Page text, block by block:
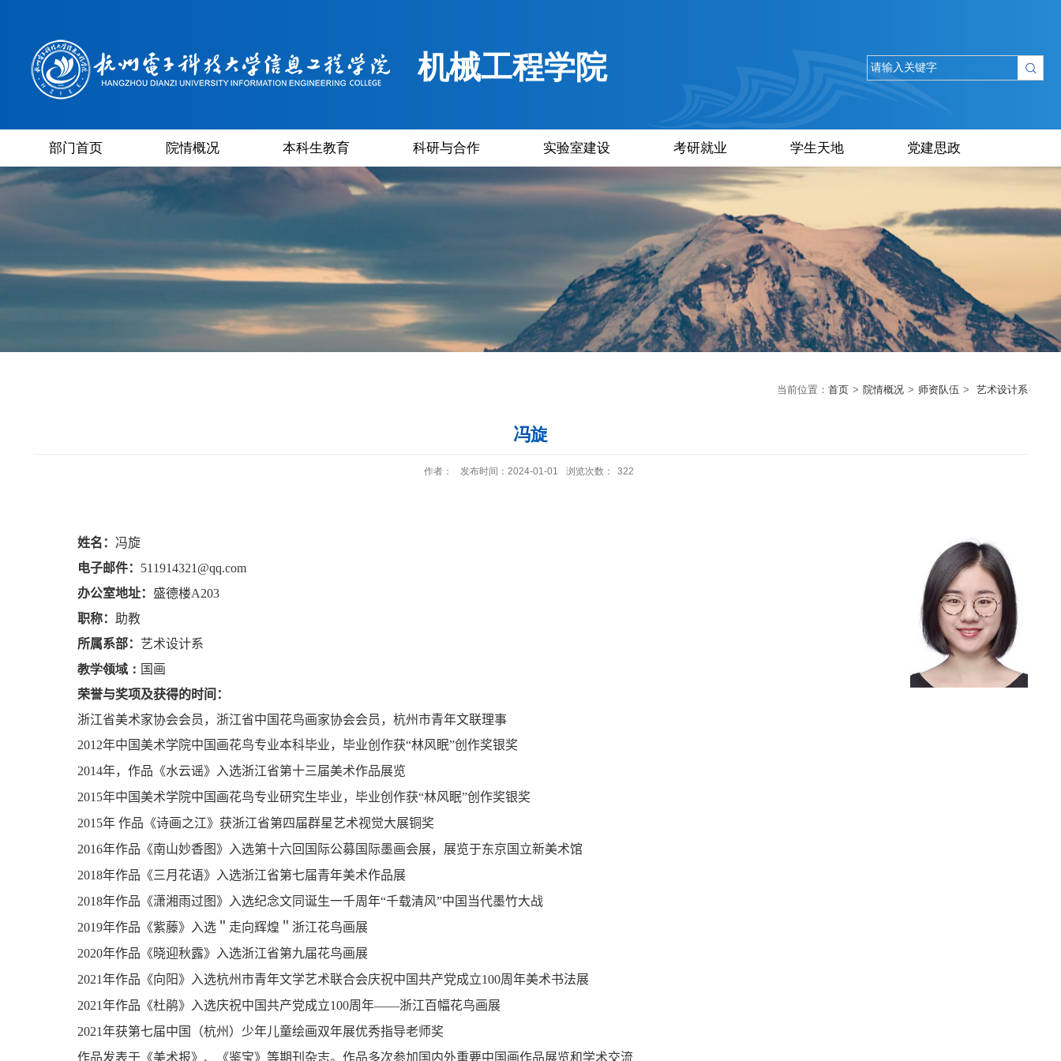
机械工程学院
部门首页 院情概况 本科生教育 科研与合作 实验室建设 考研就业 学生天地 党建思政
当前位置： 首页 > 院情概况 > 师资队伍 > 艺术设计系
冯旋
作者： 发布时间：2024-01-01 浏览次数： 322
姓名： 冯旋
电子邮件： 511914321@qq.com
办公室地址： 盛德楼A203
职称： 助教
所属系部： 艺术设计系
教学领域： 国画
荣誉与奖项及获得的时间：
浙江省美术家协会会员，浙江省中国花鸟画家协会会员，杭州市青年文联理事
2012年中国美术学院中国画花鸟专业本科毕业，毕业创作获“林风眠”创作奖银奖
2014年，作品《水云谣》入选浙江省第十三届美术作品展览
2015年中国美术学院中国画花鸟专业研究生毕业，毕业创作获“林风眠”创作奖银奖
2015年 作品《诗画之江》获浙江省第四届群星艺术视觉大展铜奖
2016年作品《南山妙香图》入选第十六回国际公募国际墨画会展，展览于东京国立新美术馆
2018年作品《三月花语》入选浙江省第七届青年美术作品展
2018年作品《潇湘雨过图》入选纪念文同诞生一千周年“千载清风”中国当代墨竹大战
2019年作品《紫藤》入选＂走向辉煌＂浙江花鸟画展
2020年作品《晓迎秋露》入选浙江省第九届花鸟画展
2021年作品《向阳》入选杭州市青年文学艺术联合会庆祝中国共产党成立100周年美术书法展
2021年作品《杜鹃》入选庆祝中国共产党成立100周年——浙江百幅花鸟画展
2021年获第七届中国（杭州）少年儿童绘画双年展优秀指导老师奖
作品发表于《美术报》、《鉴宝》等期刊杂志。作品多次参加国内外重要中国画作品展览和学术交流